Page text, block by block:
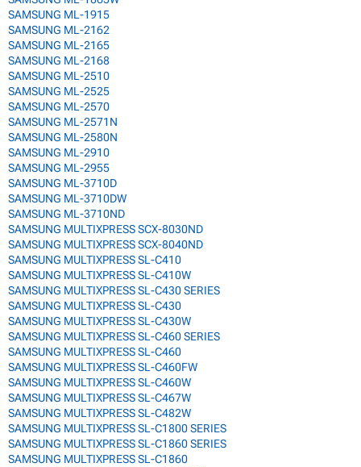
SAMSUNG ML-1915
SAMSUNG ML-2162
SAMSUNG ML-2165
SAMSUNG ML-2168
SAMSUNG ML-2510
SAMSUNG ML-2525
SAMSUNG ML-2570
SAMSUNG ML-2571N
SAMSUNG ML-2580N
SAMSUNG ML-2910
SAMSUNG ML-2955
SAMSUNG ML-3710D
SAMSUNG ML-3710DW
SAMSUNG ML-3710ND
SAMSUNG MULTIXPRESS SCX-8030ND
SAMSUNG MULTIXPRESS SCX-8040ND
SAMSUNG MULTIXPRESS SL-C410
SAMSUNG MULTIXPRESS SL-C410W
SAMSUNG MULTIXPRESS SL-C430 SERIES
SAMSUNG MULTIXPRESS SL-C430
SAMSUNG MULTIXPRESS SL-C430W
SAMSUNG MULTIXPRESS SL-C460 SERIES
SAMSUNG MULTIXPRESS SL-C460
SAMSUNG MULTIXPRESS SL-C460FW
SAMSUNG MULTIXPRESS SL-C460W
SAMSUNG MULTIXPRESS SL-C467W
SAMSUNG MULTIXPRESS SL-C482W
SAMSUNG MULTIXPRESS SL-C1800 SERIES
SAMSUNG MULTIXPRESS SL-C1860 SERIES
SAMSUNG MULTIXPRESS SL-C1860